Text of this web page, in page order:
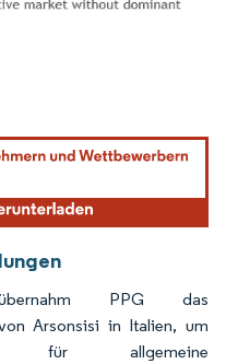
erfordert Namensnennung gemäß
PPG das
Arsonsisi in Italien, um
für allgemeine